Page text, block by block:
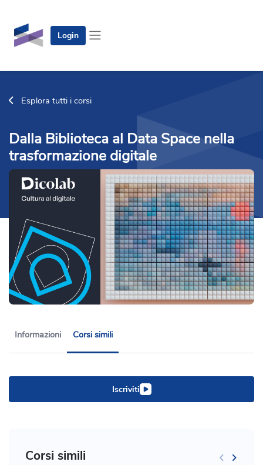
Login
Esplora tutti i corsi
Dalla Biblioteca al Data Space nella
trasformazione digitale
Informazioni Corsi simili
Iscriviti
Corsi simili